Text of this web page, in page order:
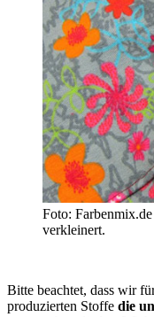
Foto:
verkleinert.
Bitte beachtet, dass wir
produzierten Stoffe die